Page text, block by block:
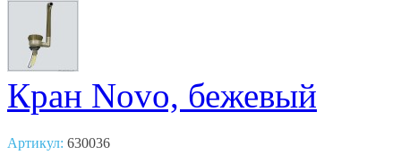
Кран Novo, бежевый
Артикул: 630036